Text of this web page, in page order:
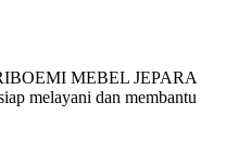
MEBEL JEPARA
melayani dan membantu